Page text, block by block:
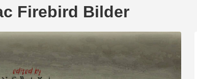
Firebird Bilder